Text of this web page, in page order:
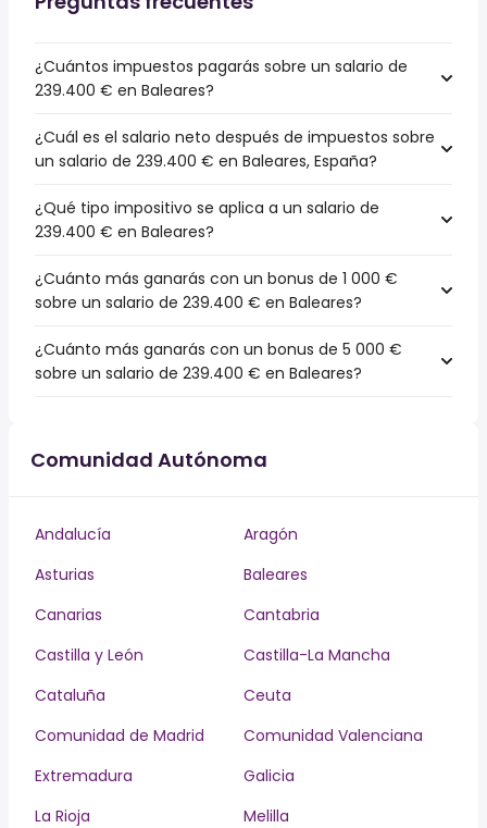
¿Cuántos impuestos pagarás sobre un salario de
239.400 € en Baleares?
¿Cuál es el salario neto después de impuestos sobre
un salario de 239.400 € en Baleares, España?
¿Qué tipo impositivo se aplica a un salario de
239.400 € en Baleares?
¿Cuánto más ganarás con un bonus de 1 000 €
sobre un salario de 239.400 € en Baleares?
¿Cuánto más ganarás con un bonus de 5 000 €
sobre un salario de 239.400 € en Baleares?
Comunidad Autónoma
Andalucía
Aragón
Asturias
Baleares
Canarias
Cantabria
Castilla y León
Castilla-La Mancha
Cataluña
Ceuta
Comunidad de Madrid
Comunidad Valenciana
Extremadura
Galicia
La Rioja
Melilla